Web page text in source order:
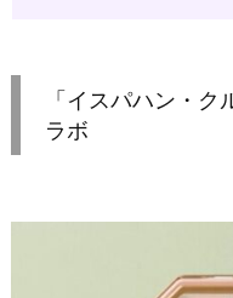
「イスパハン・
ラボ